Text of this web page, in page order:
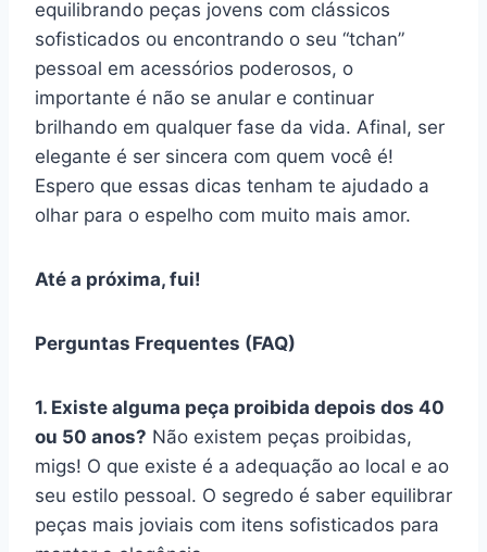
equilibrando peças jovens com clássicos
sofisticados ou encontrando o seu “tchan”
pessoal em acessórios poderosos, o
importante é não se anular e continuar
brilhando em qualquer fase da vida. Afinal, ser
elegante é ser sincera com quem você é!
Espero que essas dicas tenham te ajudado a
olhar para o espelho com muito mais amor.
Até a próxima, fui!
Perguntas Frequentes (FAQ)
1. Existe alguma peça proibida depois dos 40
ou 50 anos? Não existem peças proibidas,
migs! O que existe é a adequação ao local e ao
seu estilo pessoal. O segredo é saber equilibrar
peças mais joviais com itens sofisticados para